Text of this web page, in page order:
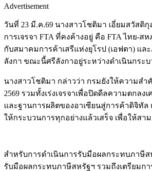
Advertisement
วันที่ 23 มี.ค.69 นางสาวโชติมา เอี่ยมสวัสดิกุ
การเจรจา FTA ที่คงค้างอยู่ คือ FTA ไทย-
กับสมาคมการค้าเสรีแห่งยุโรป (เอฟตา) แ
ลังกา ขณะนี้ศรีลังกาอยู่ระหว่างดำเนินกระ
นางสาวโชติมา กล่าวว่า กรมยังให้ความสำ
2569 รวมทั้งเร่งเจรจาเพื่อปิดดีลความตก
และฐานการผลิตของอาเซียนสู่การค้าดิจิทั
ให้กระบวนการทุกอย่างแล้วเสร็จ เพื่อให้ส
สำหรับการดำเนินการรับมือผลกระทบภาษี
รับมือผลกระทบภาษีสหรัฐฯ รวมถึงเตรียมก